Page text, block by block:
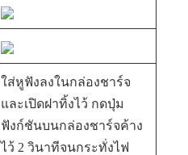
ใส่หูฟังลงในกล่องชาร์จ
และเปิดฝาทิ้งไว้ กดปุ่ม
ฟังก์ชันบนกล่องชาร์จค้าง
ไว้ 2 วินาทีจนกระทั่งไฟ